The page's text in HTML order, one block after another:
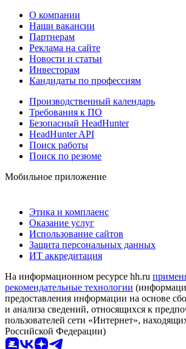
О компании
Наши вакансии
Партнерам
Реклама на сайте
Новости и статьи
Инвесторам
Кандидаты по профессиям
Производственный календарь
Требования к ПО
Безопасный HeadHunter
HeadHunter API
Поиск работы
Поиск по резюме
Мобильное приложение
Этика и комплаенс
Оказание услуг
Использование сайтов
Защита персональных данных
ИТ аккредитация
На информационном ресурсе hh.ru
рекомендательные технологии
предоставления информации на основе
и анализа сведений, относящихся к
пользователей сети «Интернет»,
Российской Федерации)